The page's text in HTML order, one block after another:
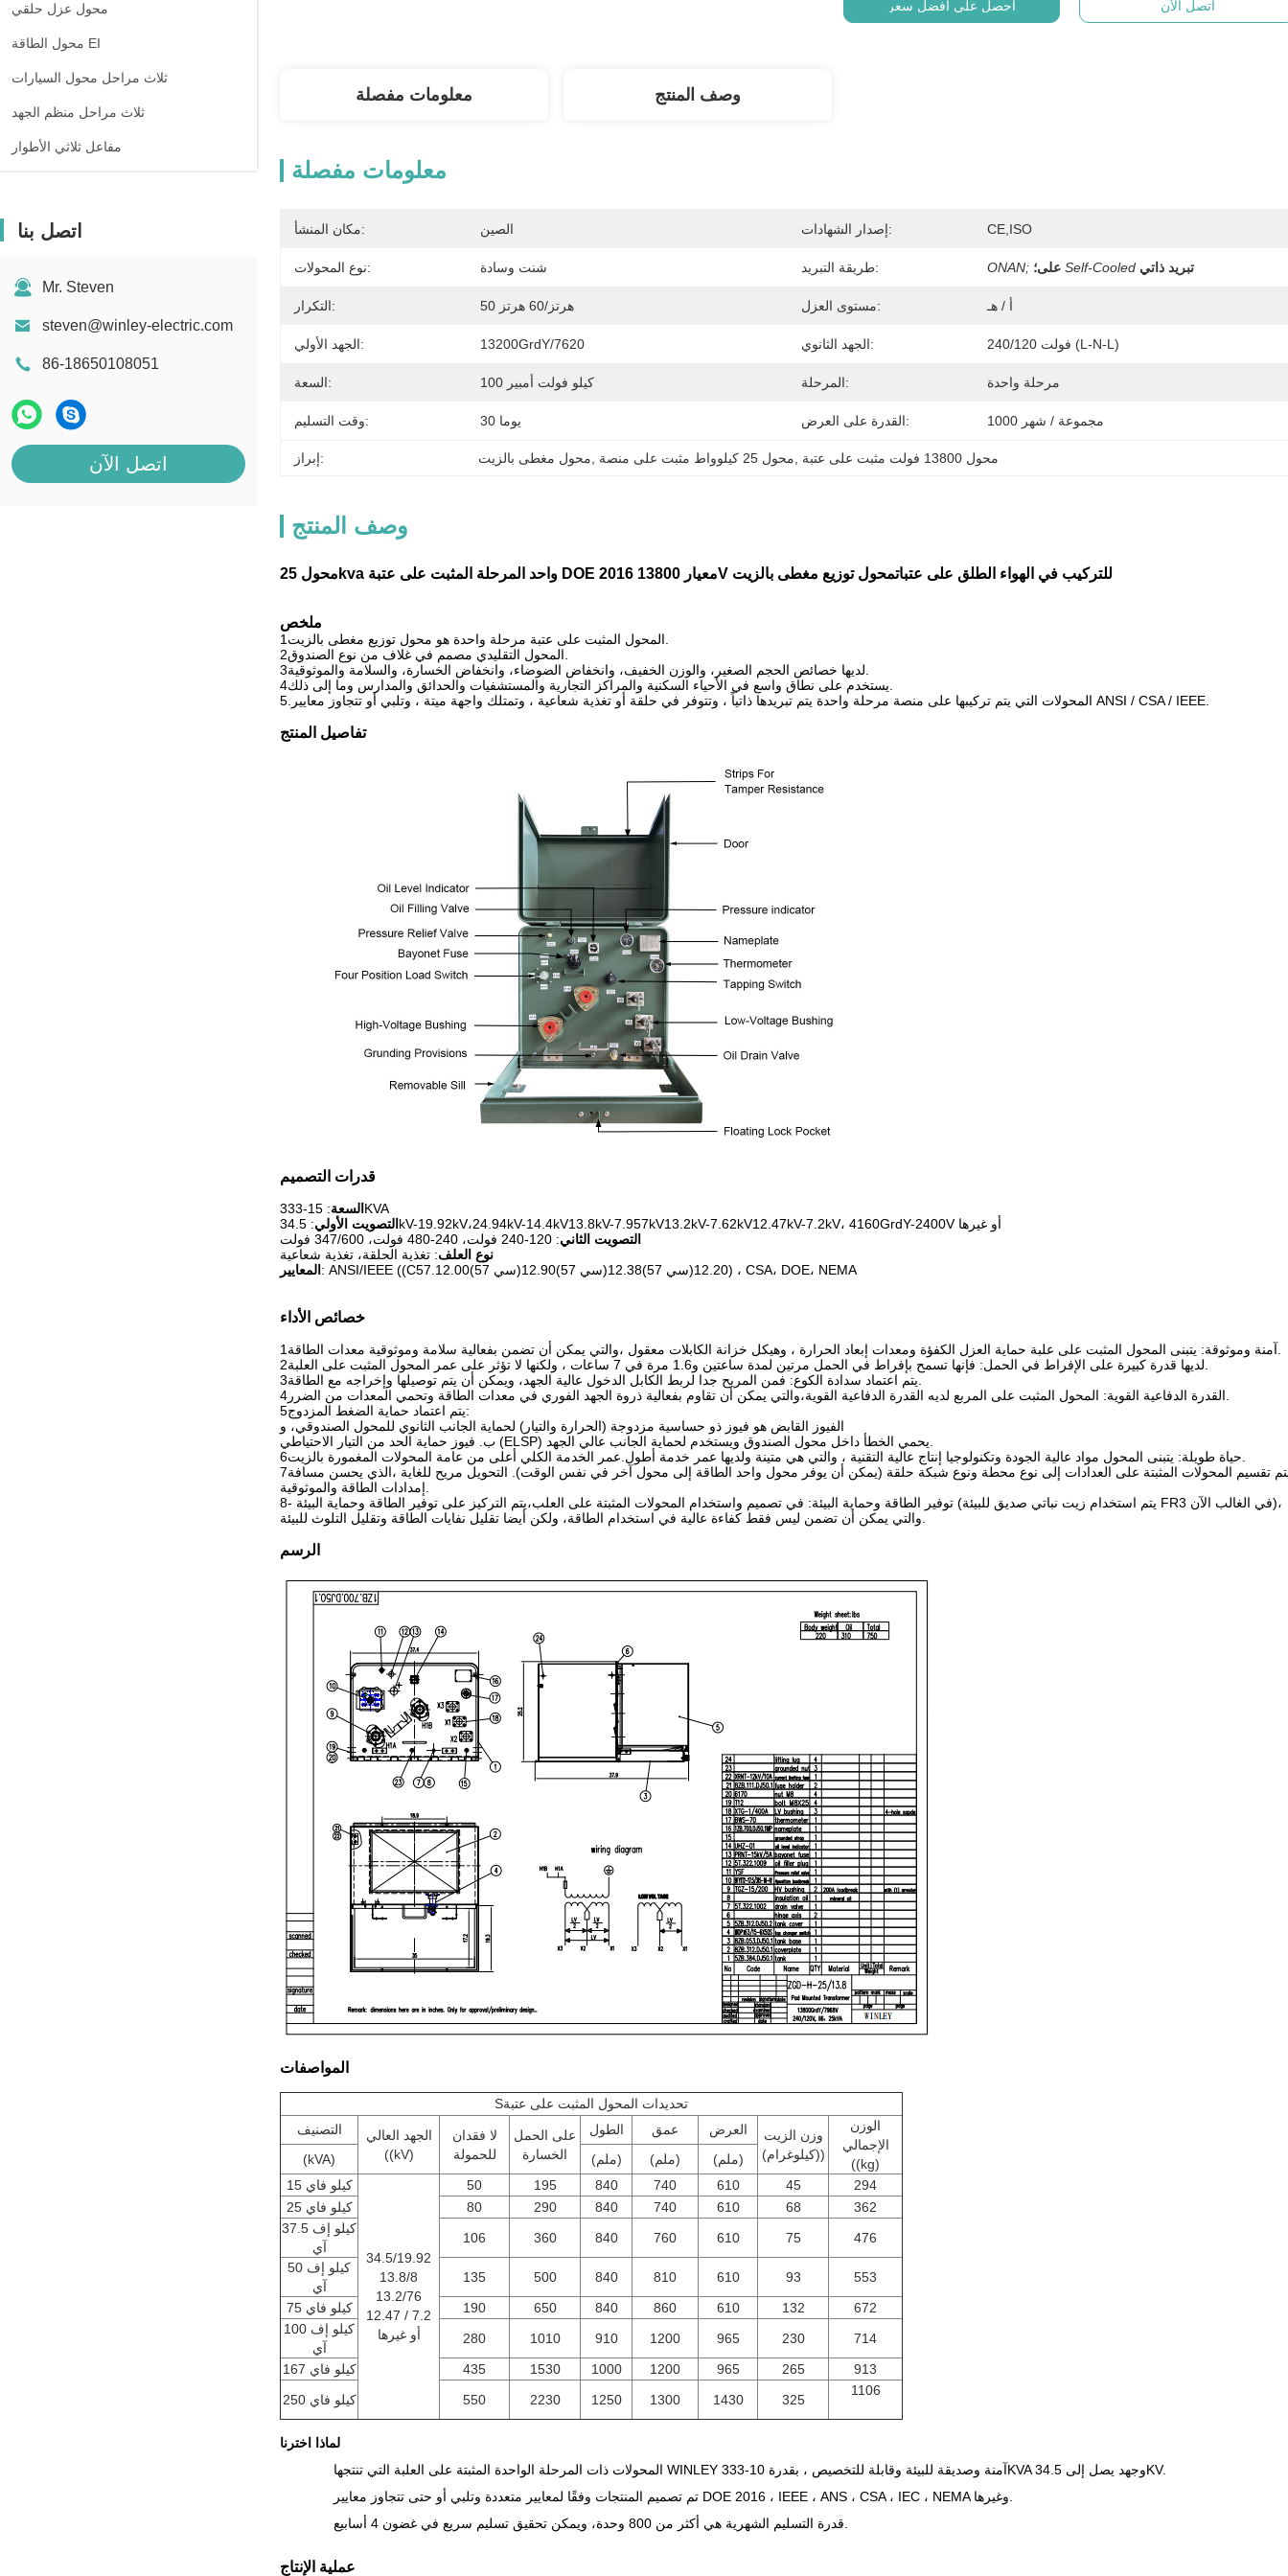
محول عزل حلقي
محول الطاقة EI
ثلاث مراحل محول السيارات
ثلاث مراحل منظم الجهد
مفاعل ثلاثي الأطوار
اتصل بنا
Mr. Steven
steven@winley-electric.com
86-18650108051
اتصل الآن
احصل على افضل سعر اتصل الآن
معلومات مفصلة وصف المنتج
معلومات مفصلة
مكان المنشأ: الصين إصدار الشهادات: CE,ISO
نوع المحولات: شنت وسادة طريقة التبريد: ONAN; على؛ Self-Cooled تبريد ذاتي
التكرار: 50 هرتز/60 هرتز مستوى العزل: أ / هـ
الجهد الأولي: 13200GrdY/7620 الجهد الثانوي: 240/120 فولت (L-N-L)
السعة: 100 كيلو فولت أمبير المرحلة: مرحلة واحدة
وقت التسليم: 30 يوما القدرة على العرض: 1000 مجموعة / شهر
إبراز: محول مغطى بالزيت محول 25 كيلوواط مثبت على منصة محول 13800 فولت مثبت على عتبة
وصف المنتج
محول 25kva واحد المرحلة المثبت على عتبة DOE 2016 معيار 13800V للتركيب في الهواء الطلق على عتباتمحول توزيع مغطى بالزيت
ملخص
5.المحولات التي يتم تركيبها على منصة مرحلة واحدة يتم تبريدها ذاتياً ، وتتوفر في حلقة أو تغذية شعاعية ، وتمتلك واجهة ميتة ، وتلبي أو تتجاوز معايير ANSI / CSA / IEEE.
تفاصيل المنتج
قدرات التصميم
السعة : 15-333KVA
التصويت الأولي
: 34.5kV-19.92kV،24.94kV-14.4kV13.8kV-7.957kV13.2kV-7.62kV12.47kV-7.2kV، 4160GrdY-2400V أو غيرها
التصويت الثاني: 120-240 فولت، 240-480 فولت، 347/600 فولت
نوع العلف: تغذية الحلقة، تغذية شعاعية
المعايير
: ANSI/IEEE ((C57.12.00(سي 57)12.20(سي 57)12.38(سي 57)12.90) ، CSA، DOE، NEMA
خصائص الأداء
5يتم اعتماد حماية الضغط المزدوج:
الفيوز القابض هو فيوز ذو حساسية مزدوجة (الحرارة والتيار) لحماية الجانب الثانوي للمحول الصندوقي، و
7يتم تقسيم المحولات المثبتة على العدادات إلى نوع محطة ونوع شبكة حلقة (يمكن أن يوفر محول واحد الطاقة إلى محول آخر في نفس الوقت). التحويل مريح للغاية ،الذي يحسن مسافة
8- توفير الطاقة وحماية البيئة: في تصميم واستخدام المحولات المثبتة على العلب،يتم التركيز على توفير الطاقة وحماية البيئة (يتم استخدام زيت نباتي صديق للبيئة FR3 في الغالب الآن)،
الرسم
المواصفات
Sتحديدات المحول المثبت على عتبة
التصنيف
الجهد العالي
((kV)
لا فقدان
للحمولة
على الحمل
الخسارة
الطول عمق العرض
وزن الزيت
((كيلوغرام)
الوزن
الإجمالي
((kg)
(kVA) (ملم) (ملم)
(ملم)
15 كيلو فاي
34.5/19.92
13.8/8
13.2/76
12.47 / 7.2
أو غيرها
50 195 840 740 610 45
294
25 كيلو فاي
80 290 840 740 610 68
362
37.5 كيلو إف
آي
106 360 840 760 610 75
476
50 كيلو إف
آي
135 500 840 810 610 93
553
75 كيلو فاي
190 650 840 860 610 132
672
100 كيلو إف
آي
280 1010 910 1200 965 230
714
167 كيلو فاي
435 1530 1000 1200 965 265
913
250 كيلو فاي
550 2230 1250 1300 1430 325
1106
لماذا اخترنا
المحولات ذات المرحلة الواحدة المثبتة على العلبة التي تنتجها WINLEY آمنة وصديقة للبيئة وقابلة للتخصيص ، بقدرة 10-333KVA وجهد يصل إلى 34.5KV.
عملية الإنتاج